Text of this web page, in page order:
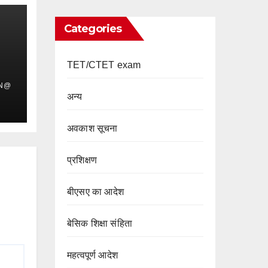
Categories
TET/CTET exam
अन्य
अवकाश सूचना
प्रशिक्षण
बीएसए का आदेश
बेसिक शिक्षा संहिता
महत्वपूर्ण आदेश